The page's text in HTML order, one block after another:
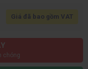
Giá đã bao gồm VAT
chóng